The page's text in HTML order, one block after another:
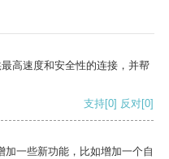
高速度和安全性的连接，并帮
支持[0] 反对[0]
一些新功能，比如增加一个自